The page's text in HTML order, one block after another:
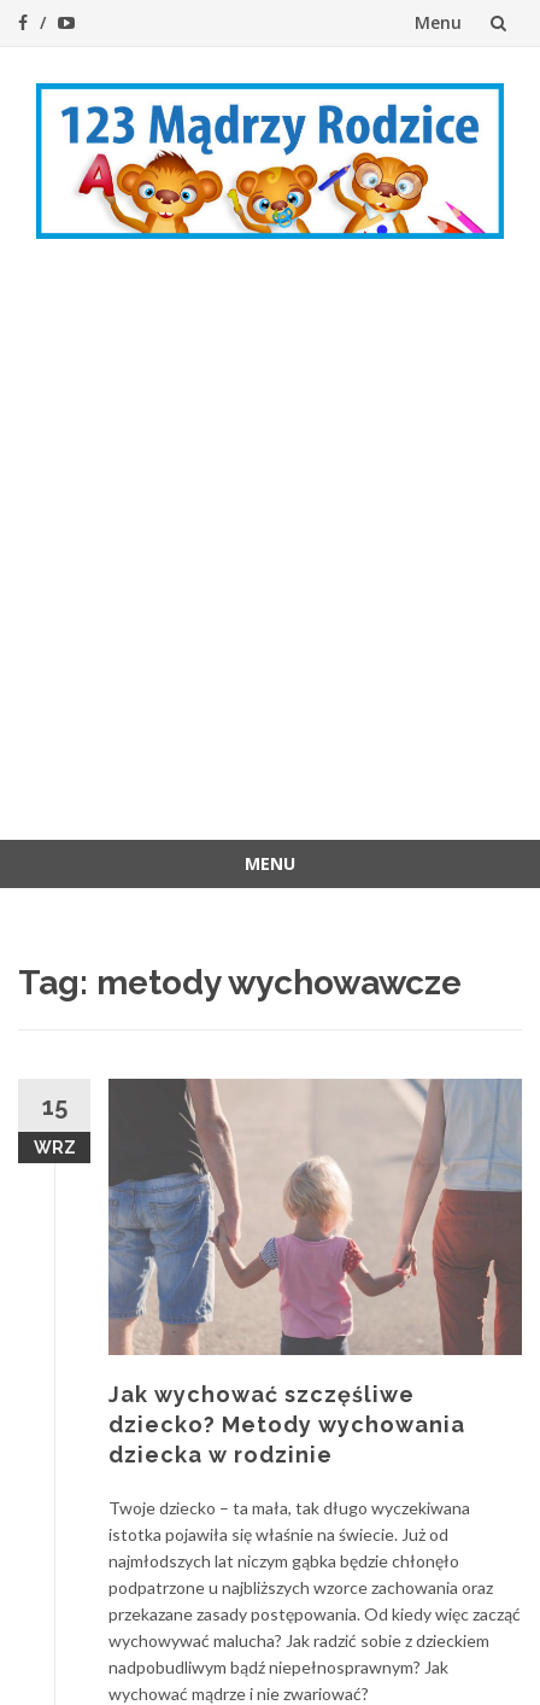
Menu
MENU
Tag: metody wychowawcze
15
WRZ
Jak wychować szczęśliwe
dziecko? Metody wychowania
dziecka w rodzinie
Twoje dziecko – ta mała, tak długo wyczekiwana
istotka pojawiła się właśnie na świecie. Już od
najmłodszych lat niczym gąbka będzie chłonęło
podpatrzone u najbliższych wzorce zachowania oraz
przekazane zasady postępowania. Od kiedy więc zacząć
wychowywać malucha? Jak radzić sobie z dzieckiem
nadpobudliwym bądź niepełnosprawnym? Jak
wychować mądrze i nie zwariować?